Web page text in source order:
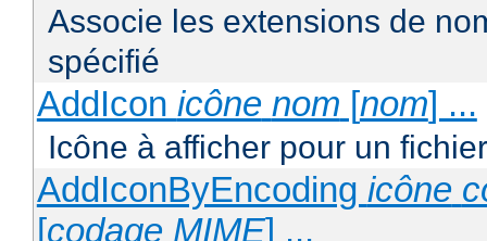
Associe les extensions de
spécifié
AddIcon icône nom [nom] ...
Icône à afficher pour un
AddIconByEncoding icône
[codage MIME] ...